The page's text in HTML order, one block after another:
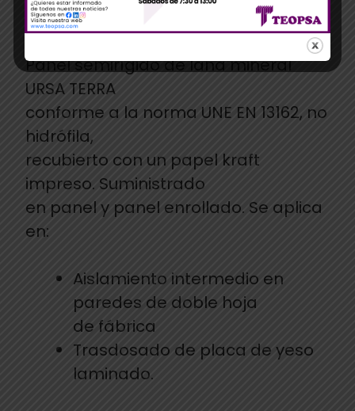
P1281
Panel semirígido de lana mineral
URSA TERRA
conforme a la norma UNE EN 13162, no
hidrófila,
recubierto con un papel kraft
impreso. Suministrado
en panel y panel enrollado. Se aplica
en:
Aislamiento intermedio en
paredes de doble hoja
de fábrica
Trasdosado de placa de yeso
laminado.